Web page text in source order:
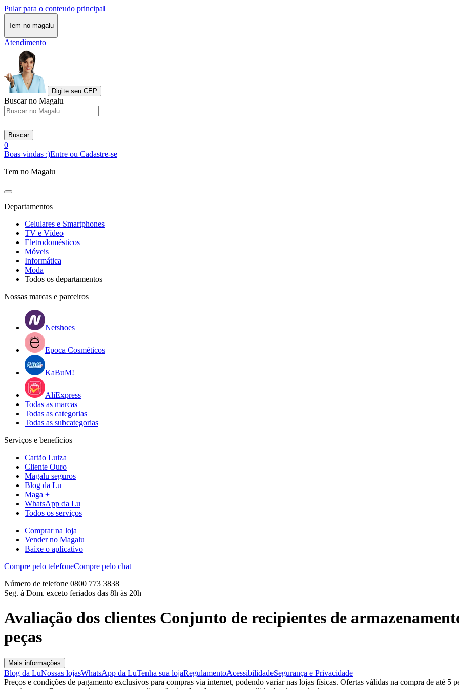
Pular para o conteudo principal
Tem no magalu
Atendimento
Digite seu CEP
Buscar no Magalu
Buscar
0
Boas vindas :)Entre ou Cadastre-se
Tem no Magalu
Departamentos
Celulares e Smartphones
TV e Vídeo
Eletrodomésticos
Móveis
Informática
Moda
Todos os departamentos
Nossas marcas e parceiros
Netshoes
Epoca Cosméticos
KaBuM!
AliExpress
Todas as marcas
Todas as categorias
Todas as subcategorias
Serviços e benefícios
Cartão Luiza
Cliente Ouro
Magalu seguros
Blog da Lu
Maga +
WhatsApp da Lu
Todos os serviços
Comprar na loja
Vender no Magalu
Baixe o aplicativo
Compre pelo telefoneCompre pelo chat
Número de telefone 0800 773 3838
Seg. à Dom. exceto feriados das 8h às 20h
Avaliação dos clientes Conjunto de recipientes de
peças
Mais informações
Blog da LuNossas lojasWhatsApp da LuTenha sua lojaRegulamentoAcessibilidadeSegurança e Privacidade
Preços e condições de pagamento exclusivos para compras via internet, podendo variar nas lojas físicas. Ofertas válidas na compra de até 5